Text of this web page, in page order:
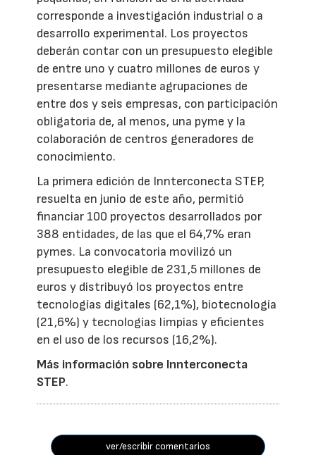
corresponde a investigación industrial o a
desarrollo experimental. Los proyectos
deberán contar con un presupuesto elegible
de entre uno y cuatro millones de euros y
presentarse mediante agrupaciones de
entre dos y seis empresas, con participación
obligatoria de, al menos, una pyme y la
colaboración de centros generadores de
conocimiento.
La primera edición de Innterconecta STEP,
resuelta en junio de este año, permitió
financiar 100 proyectos desarrollados por
388 entidades, de las que el 64,7% eran
pymes. La convocatoria movilizó un
presupuesto elegible de 231,5 millones de
euros y distribuyó los proyectos entre
tecnologías digitales (62,1%), biotecnología
(21,6%) y tecnologías limpias y eficientes
en el uso de los recursos (16,2%).
Más información sobre Innterconecta
STEP.
ver/escribir comentarios